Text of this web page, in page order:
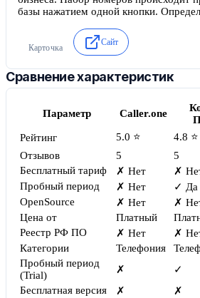
базы нажатием одной кнопки.
закрепленного за ним менеджера без
прослушивания голосового меню.
Карточка
Сайт
Сравнение характеристик
Параметр Caller.one
Рейтинг
5.0 ⭐
4.8 ⭐
Отзывов
5
5
Бесплатный тариф
✗ Нет
✗
Пробный период
✗ Нет
✓ Да
OpenSource
✗ Нет
✗
Цена от
Платный
Реестр РФ ПО
✗ Нет
✗
Категории
Телефония
Пробный период
(Trial)
✗
✓
Бесплатная версия
✗
✗